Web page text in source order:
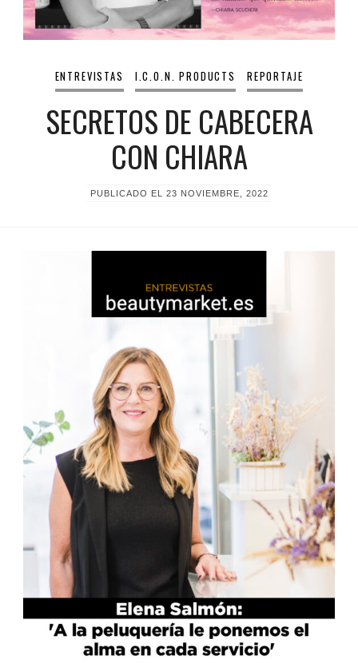
ENTREVISTAS I.C.O.N. PRODUCTS REPORTAJE
SECRETOS DE CABECERA
CON CHIARA
PUBLICADO EL 23 NOVIEMBRE, 2022